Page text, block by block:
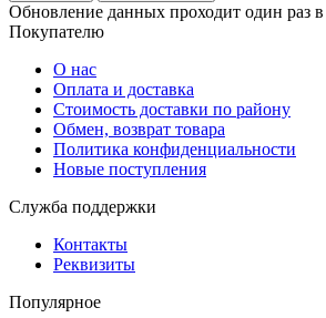
Обновление данных проходит один раз в
Покупателю
О нас
Оплата и доставка
Стоимость доставки по району
Обмен, возврат товара
Политика конфиденциальности
Новые поступления
Служба поддержки
Контакты
Реквизиты
Популярное